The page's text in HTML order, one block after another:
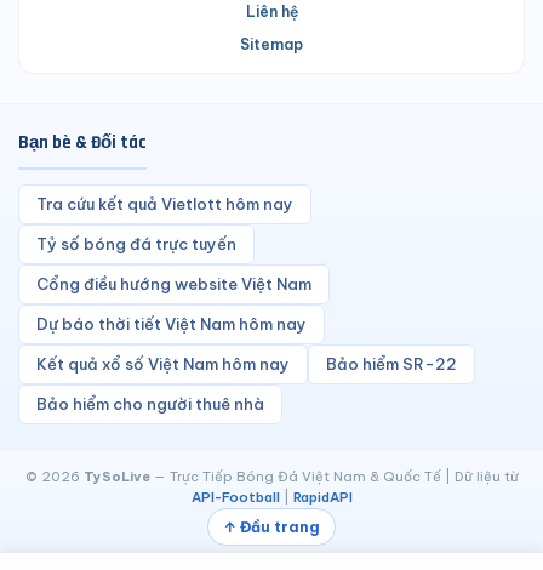
Liên hệ
Sitemap
Bạn bè & Đối tác
Tra cứu kết quả Vietlott hôm nay
Tỷ số bóng đá trực tuyến
Cổng điều hướng website Việt Nam
Dự báo thời tiết Việt Nam hôm nay
Kết quả xổ số Việt Nam hôm nay Bảo hiểm SR-22
Bảo hiểm cho người thuê nhà
© 2026 TySoLive — Trực Tiếp Bóng Đá Việt Nam & Quốc Tế | Dữ liệu từ
API-Football| RapidAPI
↑ Đầu trang